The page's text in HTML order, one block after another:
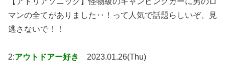
マンの全てがありました‥！って人気で話題らしいぞ、見
逃さないで！！
2:アウトドアー好き 2023.01.26(Thu)